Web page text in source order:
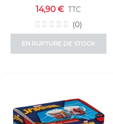
capacité 325 ml
14,90 € TTC
(0)
EN RUPTURE DE STOCK